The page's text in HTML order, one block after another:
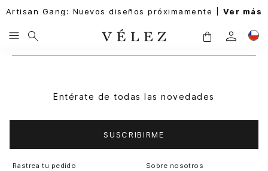
Artisan Gang: Nuevos diseños próximamente | Ver más
Entérate de todas las novedades
SUSCRIBIRME
Rastrea tu pedido
Sobre nosotros